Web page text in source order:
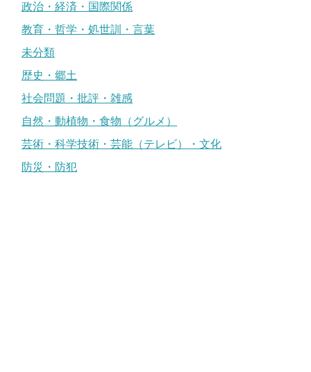
政治・経済・国際関係
教育・哲学・処世訓・言葉
未分類
歴史・郷土
社会問題・批評・雑感
自然・動植物・食物（グルメ）
芸術・科学技術・芸能（テレビ）・文化
防災・防犯